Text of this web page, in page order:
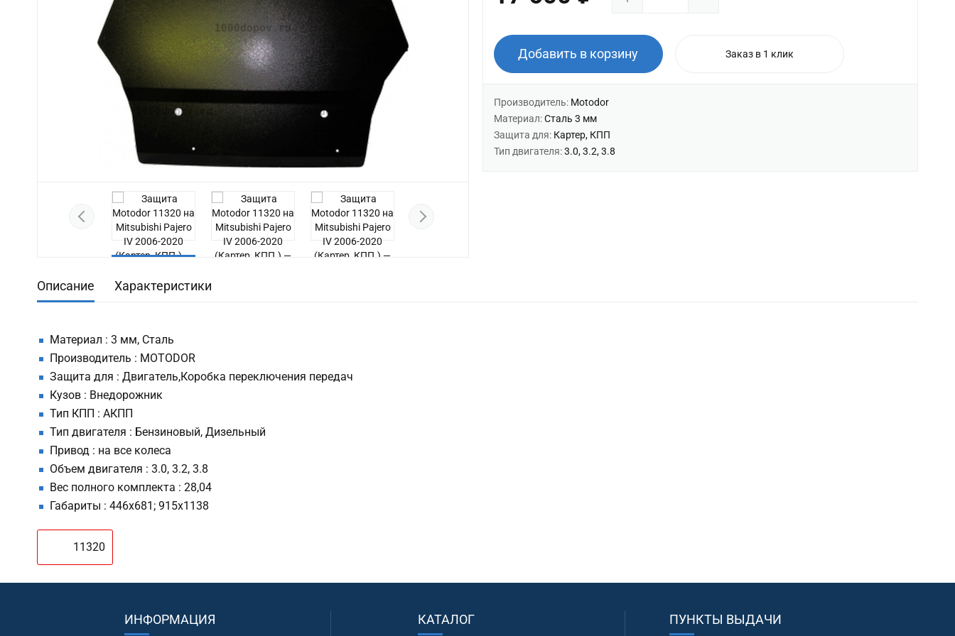
Previous
Добавить в корзину Заказ в 1 клик
Производитель: Motodor
Материал:Сталь 3 мм
Защита для: Картер, КПП
Тип двигателя:3.0, 3.2, 3.8
Описание Характеристики
Материал : 3 мм, Сталь
Производитель : MOTODOR
Защита для : Двигатель,Коробка переключения передач
Кузов : Внедорожник
Тип КПП : АКПП
Тип двигателя : Бензиновый, Дизельный
Привод : на все колеса
Объем двигателя : 3.0, 3.2, 3.8
Вес полного комплекта : 28,04
Габариты : 446х681; 915х1138
11320
ИНФОРМАЦИЯ КАТАЛОГ ПУНКТЫ ВЫДАЧИ